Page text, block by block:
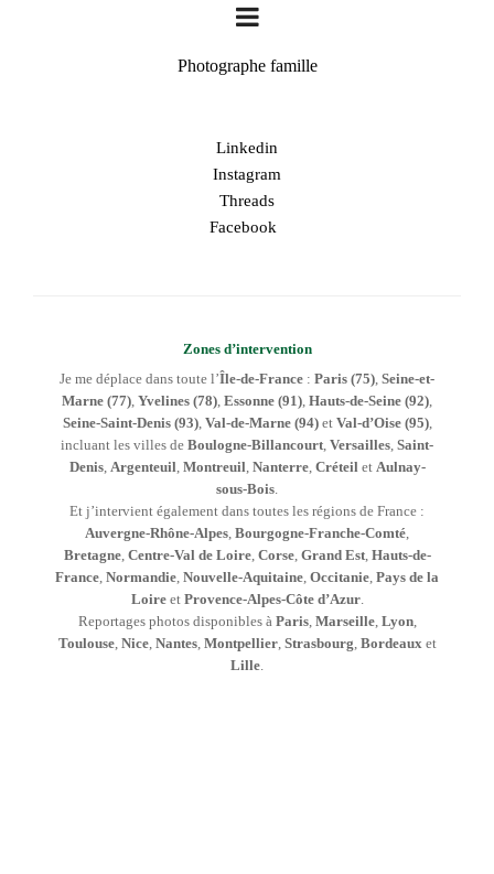
Photographe famille
Linkedin
Instagram
Threads
Facebook
Zones d’intervention
Je me déplace dans toute l’Île-de-France : Paris (75) Seine-et-
Marne (77) Yvelines (78) Essonne (91) Hauts-de-Seine (92)
Seine-Saint-Denis (93), Val-de-Marne (94)et Val-d’Oise (95),
incluant les villes de Boulogne-Billancourt Versailles Saint-
Denis, Argenteuil Montreuil Nanterre, Créteil et Aulnay-
sous-Bois
Et j’intervient également dans toutes les régions de France :
Auvergne-Rhône-Alpes Bourgogne-Franche-Comté
Bretagne, Centre-Val de Loire, Corse, Grand Est, Hauts-de-
France Normandie Nouvelle-Aquitaine Occitanie Pays de la
Loireet Provence-Alpes-Côte d’Azur.
Reportages photos disponibles à Paris, Marseille, Lyon,
Toulouse, Nice, Nantes, Montpellier, Strasbourg Bordeaux et
Lille